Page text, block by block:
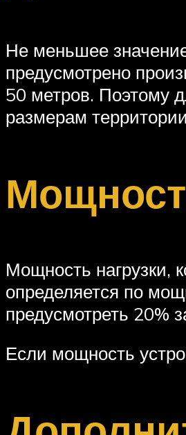
Не меньшее
предусмотрено
50 метров. Поэтому
размерам
Мощность нагрузки,
определяется по
предусмотреть 20%
Если мощность